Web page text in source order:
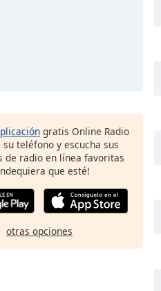
gratis Online Radio
su teléfono y escucha sus
de radio en línea favoritas
que esté!
otras opciones